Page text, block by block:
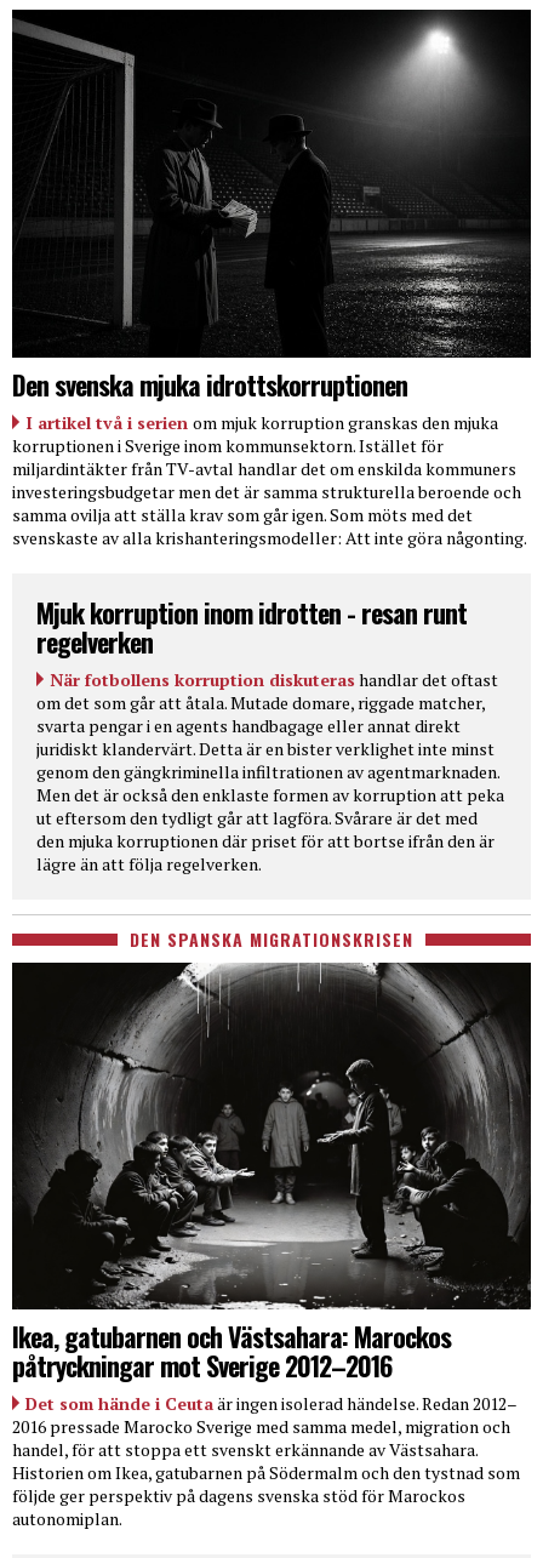
Den svenska mjuka idrottskorruptionen
I artikel två i serien om mjuk korruption granskas den mjuka
korruptionen i Sverige inom kommunsektorn. Istället för
miljardintäkter från TV-avtal handlar det om enskilda kommuners
investeringsbudgetar men det är samma strukturella beroende och
samma ovilja att ställa krav som går igen. Som möts med det
svenskaste av alla krishanteringsmodeller: Att inte göra någonting.
Mjuk korruption inom idrotten - resan runt
regelverken
När fotbollens korruption diskuteras handlar det oftast
om det som går att åtala. Mutade domare, riggade matcher,
svarta pengar i en agents handbagage eller annat direkt
juridiskt klandervärt. Detta är en bister verklighet inte minst
genom den gängkriminella infiltrationen av agentmarknaden.
Men det är också den enklaste formen av korruption att peka
ut eftersom den tydligt går att lagföra. Svårare är det med
den mjuka korruptionen där priset för att bortse ifrån den är
lägre än att följa regelverken.
DEN SPANSKA MIGRATIONSKRISEN
Ikea, gatubarnen och Västsahara: Marockos
påtryckningar mot Sverige 2012–2016
Det som hände i Ceutaär ingen isolerad händelse. Redan 2012–
2016 pressade Marocko Sverige med samma medel, migration och
handel, för att stoppa ett svenskt erkännande av Västsahara.
Historien om Ikea, gatubarnen på Södermalm och den tystnad som
följde ger perspektiv på dagens svenska stöd för Marockos
autonomiplan.